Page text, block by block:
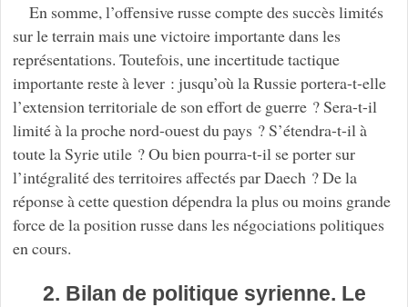
En somme, l’offensive russe compte des succès limités
sur le terrain mais une victoire importante dans les
représentations. Toutefois, une incertitude tactique
importante reste à lever : jusqu’où la Russie portera-t-elle
l’extension territoriale de son effort de guerre ? Sera-t-il
limité à la proche nord-ouest du pays ? S’étendra-t-il à
toute la Syrie utile ? Ou bien pourra-t-il se porter sur
l’intégralité des territoires affectés par Daech ? De la
réponse à cette question dépendra la plus ou moins grande
force de la position russe dans les négociations politiques
en cours.
2. Bilan de politique syrienne. Le